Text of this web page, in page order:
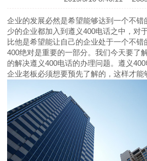
企业的发展必然是希望能够达到一个不错
少的企业都加入到遵义400电话之中，对
比他是希望能让自己的企业处于一个不错
400绝对是重要的一部分。我们今天要了
的解决遵义400电话的办理问题。遵义
企业老板必须想要预先了解的，这样才能